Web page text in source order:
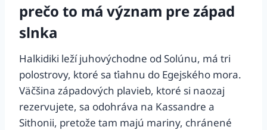
prečo to má význam pre západ
slnka
Halkidiki leží juhovýchodne od Solúnu, má tri
polostrovy, ktoré sa ťiahnu do Egejského mora.
Väčšina západových plavieb, ktoré si naozaj
rezervujete, sa odohráva na Kassandre a
Sithonii, pretože tam majú mariny, chránené